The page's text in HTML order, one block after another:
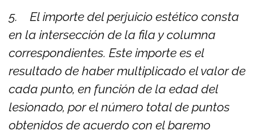
5. El importe del perjuicio estético consta
en la intersección de la fila y columna
correspondientes. Este importe es el
resultado de haber multiplicado el valor de
cada punto, en función de la edad del
lesionado, por el número total de puntos
obtenidos de acuerdo con el baremo